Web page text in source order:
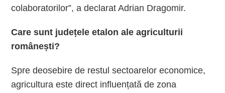
colaboratorilor”, a declarat Adrian Dragomir.
Care sunt județele etalon ale agriculturii
românești?
Spre deosebire de restul sectoarelor economice,
agricultura este direct influențată de zona